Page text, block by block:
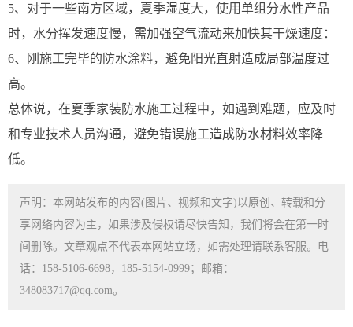
5、对于一些南方区域，夏季湿度大，使用单组分水性产品
时，水分挥发速度慢，需加强空气流动来加快其干燥速度：
6、刚施工完毕的防水涂料，避免阳光直射造成局部温度过
高。
总体说，在夏季家装防水施工过程中，如遇到难题，应及时
和专业技术人员沟通，避免错误施工造成防水材料效率降
低。
声明：本网站发布的内容(图片、视频和文字)以原创、转载和分
享网络内容为主，如果涉及侵权请尽快告知，我们将会在第一时
间删除。文章观点不代表本网站立场，如需处理请联系客服。电
话：158-5106-6698，185-5154-0999；邮箱：
348083717@qq.com。